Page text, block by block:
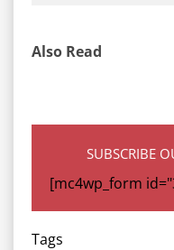
Also Read
SUBSCRIBE
[mc4wp_form
Tags